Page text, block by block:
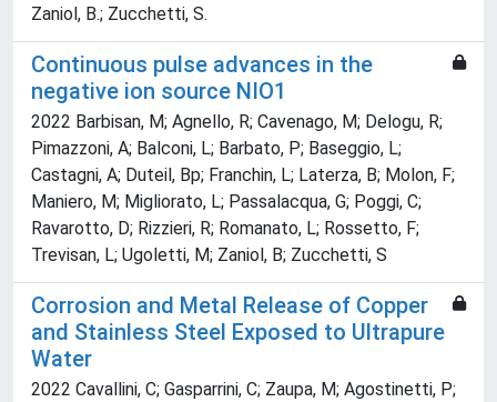
Zaniol, B.; Zucchetti, S.
Continuous pulse advances in the
negative ion source NIO1
2022 Barbisan, M; Agnello, R; Cavenago, M; Delogu, R;
Pimazzoni, A; Balconi, L; Barbato, P; Baseggio, L;
Castagni, A; Duteil, Bp; Franchin, L; Laterza, B; Molon, F;
Maniero, M; Migliorato, L; Passalacqua, G; Poggi, C;
Ravarotto, D; Rizzieri, R; Romanato, L; Rossetto, F;
Trevisan, L; Ugoletti, M; Zaniol, B; Zucchetti, S
Corrosion and Metal Release of Copper
and Stainless Steel Exposed to Ultrapure
Water
2022 Cavallini, C; Gasparrini, C; Zaupa, M; Agostinetti, P;